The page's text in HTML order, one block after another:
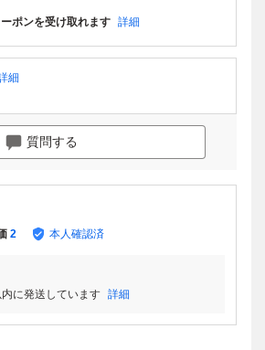
ポンを受け取れます 詳細
細
質問する
2 本人確認済
に発送しています 詳細